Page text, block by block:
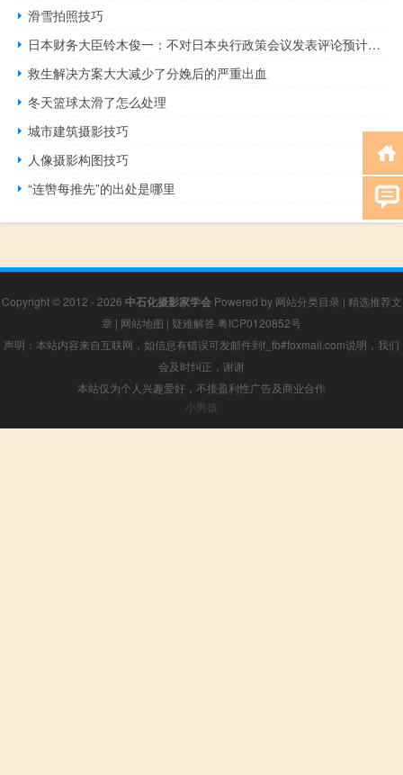
滑雪拍照技巧
日本财务大臣铃木俊一：不对日本央行政策会议发表评论预计日本央行将与政府密切沟通预计日本央行将适当引导政策以实现2%的通胀目标
救生解决方案大大减少了分娩后的严重出血
冬天篮球太滑了怎么处理
城市建筑摄影技巧
人像摄影构图技巧
“连辔每推先”的出处是哪里
Copyright © 2012 - 2026 中石化摄影家学会Powered by 网站分类目录 | 精选推荐文
章 | 网站地图 | 疑难解答 粤ICP0120852号
声明：本站内容来自互联网，如信息有错误可发邮件到f_fb#foxmail.com说明，我们
会及时纠正，谢谢
本站仅为个人兴趣爱好，不接盈利性广告及商业合作
小男孩